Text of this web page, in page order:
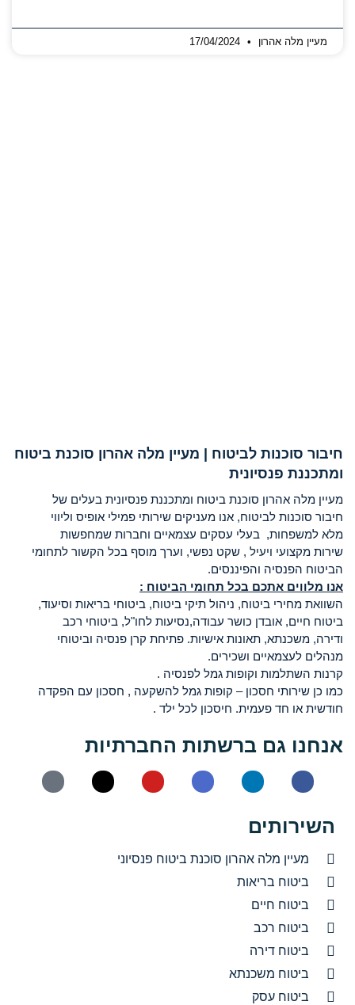
מעיין מלה אהרון
חיבור סוכנות לביטוח | מעיין מלה אהרון סוכנת ביטוח
ומתכננת פנסיונית
מעיין מלה אהרון סוכנת ביטוח ומתכננת פנסיונית בעלים של
חיבור סוכנות לביטוח, אנו מעניקים שירותי פמילי אופיס וליווי
מלא למשפחות, בעלי עסקים עצמאיים וחברות שמחפשות
שירות מקצועי ויעיל , שקט נפשי, וערך מוסף בכל הקשור לתחומי
הביטוח הפנסיה והפיננסים.
אנו מלווים אתכם בכל תחומי הביטוח :
השוואת מחירי ביטוח, ניהול תיקי ביטוח, ביטוחי בריאות וסיעוד,
ביטוח חיים, אובדן כושר עבודה,נסיעות לחו"ל, ביטוחי רכב
ודירה, משכנתא, תאונות אישיות. פתיחת קרן פנסיה וביטוחי
מנהלים לעצמאיים ושכירים.
קרנות השתלמות וקופות גמל לפנסיה .
כמו כן שירותי חסכון – קופות גמל להשקעה , חסכון עם הפקדה
חודשית או חד פעמית. חיסכון לכל ילד .
אנחנו גם ברשתות החברתיות
השירותים
מעיין מלה אהרון סוכנת ביטוח פנסיוני
ביטוח בריאות
ביטוח חיים
ביטוח רכב
ביטוח דירה
ביטוח משכנתא
ביטוח עסק